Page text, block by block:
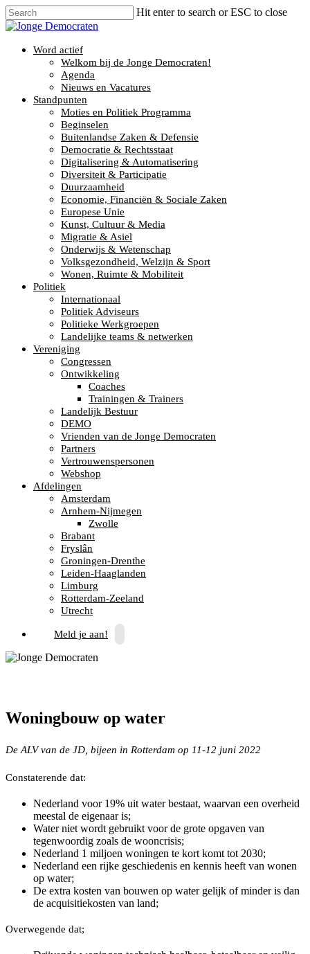
Hit enter to search or ESC to close
Word actief
Welkom bij de Jonge Democraten!
Agenda
Nieuws en Vacatures
Standpunten
Moties en Politiek Programma
Beginselen
Buitenlandse Zaken & Defensie
Democratie & Rechtsstaat
Digitalisering & Automatisering
Diversiteit & Participatie
Duurzaamheid
Economie, Financiën & Sociale Zaken
Europese Unie
Kunst, Cultuur & Media
Migratie & Asiel
Onderwijs & Wetenschap
Volksgezondheid, Welzijn & Sport
Wonen, Ruimte & Mobiliteit
Politiek
Internationaal
Politiek Adviseurs
Politieke Werkgroepen
Landelijke teams & netwerken
Vereniging
Congressen
Ontwikkeling
Coaches
Trainingen & Trainers
Landelijk Bestuur
DEMO
Vrienden van de Jonge Democraten
Partners
Vertrouwenspersonen
Webshop
Afdelingen
Amsterdam
Arnhem-Nijmegen
Zwolle
Brabant
Fryslân
Groningen-Drenthe
Leiden-Haaglanden
Limburg
Rotterdam-Zeeland
Utrecht
Meld je aan!
Woningbouw op water
De ALV van de JD, bijeen in Rotterdam op 11-12 juni 2022
Constaterende dat:
Nederland voor 19% uit water bestaat, waarvan een overheid
meestal de eigenaar is;
Water niet wordt gebruikt voor de grote opgaven van
tegenwoordig zoals de wooncrisis;
Nederland 1 miljoen woningen te kort komt tot 2030;
Nederland een rijke geschiedenis en kennis heeft van wonen
op water;
De extra kosten van bouwen op water gelijk of minder is dan
de acquisitiekosten van land;
Overwegende dat;